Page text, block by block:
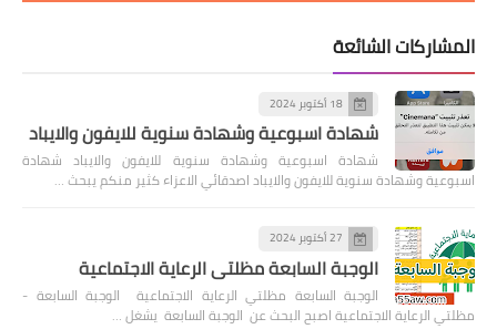
المشاركات الشائعة
18 أكتوبر 2024
شهادة اسبوعية وشهادة سنوية للايفون والايباد
شهادة اسبوعية وشهادة سنوية للايفون والايباد شهادة
اسبوعية وشهادة سنوية للايفون والايباد اصدقائي الاعزاء كثير منكم يبحث …
27 أكتوبر 2024
الوجبة السابعة مظلتي الرعاية الاجتماعية
الوجبة السابعة مظلتي الرعاية الاجتماعية الوجبة السابعة -
مظلتي الرعاية الاجتماعية اصبح البحث عن الوجبة السابعة يشغل …